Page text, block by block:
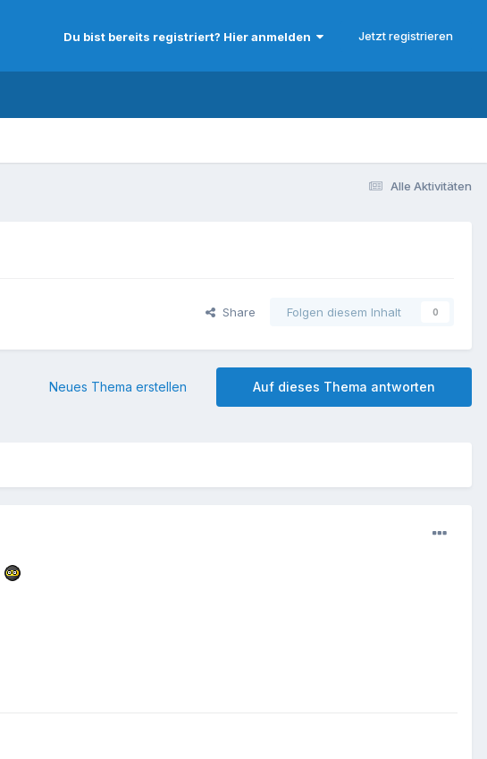
Du bist bereits registriert? Hier anmelden Jetzt registrieren
Alle Aktivitäten
Share Folgen diesem Inhalt 0
Auf dieses Thema antworten
Neues Thema erstellen